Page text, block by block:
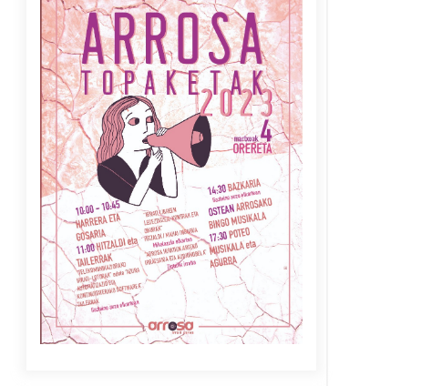
Azaroak 6 Iurretan Arrosa
sarearen IX. topaketak
2021/10/04
Berria egunkarian
elkarrizketa Arrosaren 20
urteez
2021/07/06
Arrosaren laburpen bideoa
Hamaika Telebistaren eskutik
2021/06/30